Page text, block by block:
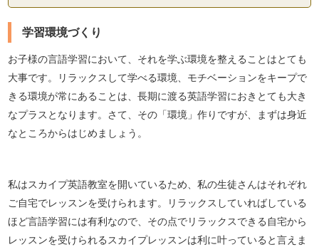
学習環境づくり
お子様の言語学習において、それを学ぶ環境を整えることはとても
大事です。リラックスして学べる環境、モチベーションをキープで
きる環境が常にあることは、長期に渡る英語学習におきとても大き
なプラスとなります。さて、その「環境」作りですが、まずは身近
なところからはじめましょう。
私はスカイプ英語教室を開いているため、私の生徒さんはそれぞれ
ご自宅でレッスンを受けられます。リラックスしていればしている
ほど言語学習には有利なので、その点でリラックスできる自宅から
レッスンを受けられるスカイプレッスンは利に叶っていると言えま